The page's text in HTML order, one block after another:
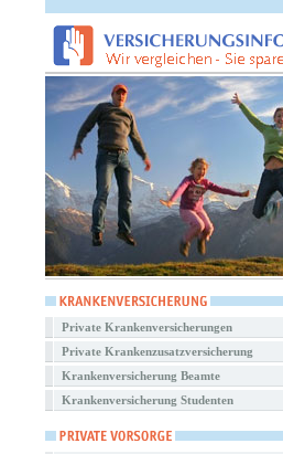
Private Krankenversicherungen
Private Krankenzusatzversicherung
Krankenversicherung Beamte
Krankenversicherung Studenten